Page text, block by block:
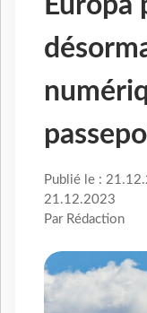
Publié le :
21.12.2023
Par Rédaction